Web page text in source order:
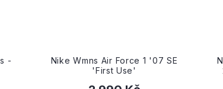
Nike Wmns Air Force 1 High Utility
2.0 'Black Gum Medium Brown'